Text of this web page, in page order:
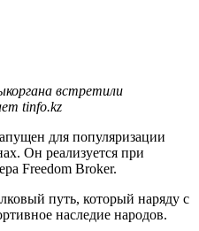
встретили
tinfo.kz
для популяризации
Он реализуется при
Freedom Broker.
путь, который наряду с
наследие народов.